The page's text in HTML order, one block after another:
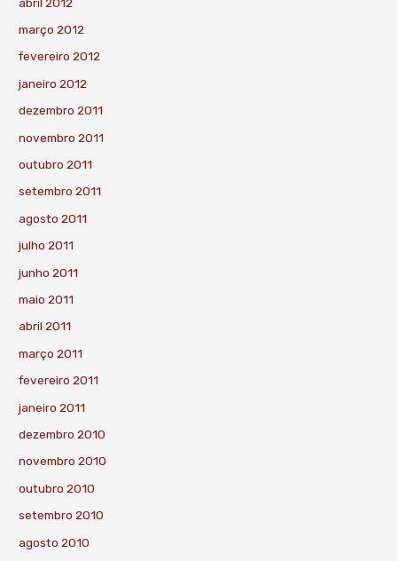
março 2012
fevereiro 2012
janeiro 2012
dezembro 2011
novembro 2011
outubro 2011
setembro 2011
agosto 2011
julho 2011
junho 2011
maio 2011
abril 2011
março 2011
fevereiro 2011
janeiro 2011
dezembro 2010
novembro 2010
outubro 2010
setembro 2010
agosto 2010